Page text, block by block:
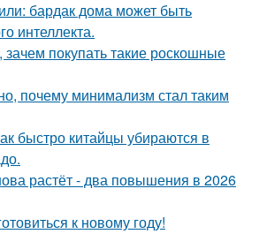
бардак дома может быть
интеллекта.
зачем покупать такие роскошные
почему минимализм стал таким
быстро китайцы убираются в
растёт - два повышения в 2026
к новому году!